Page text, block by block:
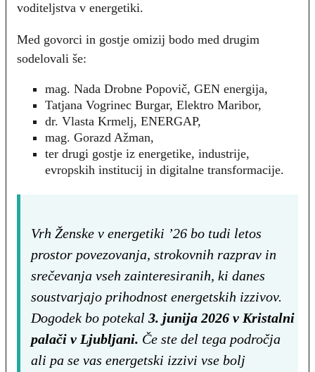
voditeljstva v energetiki.
Med govorci in gostje omizij bodo med drugim
sodelovali še:
mag. Nada Drobne Popovič, GEN energija,
Tatjana Vogrinec Burgar, Elektro Maribor,
dr. Vlasta Krmelj, ENERGAP,
mag. Gorazd Ažman,
ter drugi gostje iz energetike, industrije,
evropskih institucij in digitalne transformacije.
Vrh Ženske v energetiki ’26 bo tudi letos
prostor povezovanja, strokovnih razprav in
srečevanja vseh zainteresiranih, ki danes
soustvarjajo prihodnost energetskih izzivov.
Dogodek bo potekal 3. junija 2026 v Kristalni
palači v Ljubljani. Če ste del tega področja
ali pa se vas energetski izzivi vse bolj